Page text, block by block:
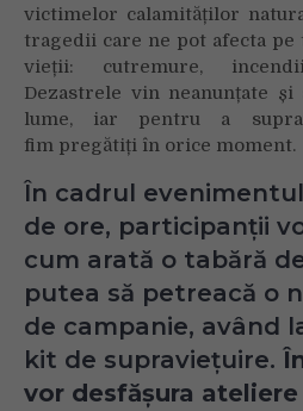
Roșie
Română
ce
trebuie
făcut
în
unui
dezastru
victimelor calamităților
tragedii care ne pot afecta
vieții: cutremure,
Dezastrele vin neanunțate
lume, iar pentru a
fim pregătiți în orice moment.
În cadrul
de ore, participanții
cum arată o tabără
putea să petreacă o
de campanie, având
kit de supraviețuire.
vor desfășura